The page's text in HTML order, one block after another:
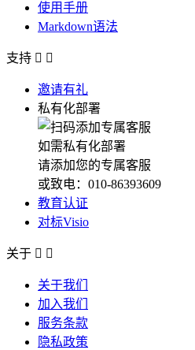
使用手册
Markdown语法
支持  
邀请有礼
私有化部署
如需私有化部署
请添加您的专属客服
或致电：010-86393609
教育认证
对标Visio
关于  
关于我们
加入我们
服务条款
隐私政策